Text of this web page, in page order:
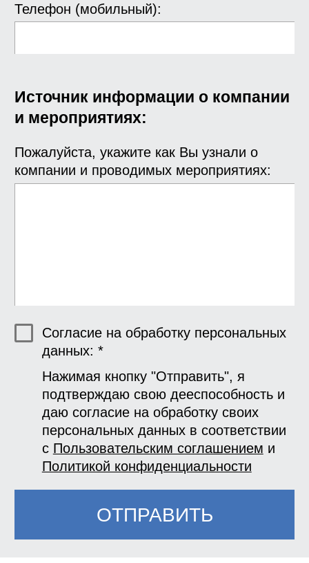
Телефон (мобильный):
Источник информации о компании
и мероприятиях:
Пожалуйста, укажите как Вы узнали о
компании и проводимых мероприятиях:
Согласие на обработку персональных
данных: *
Нажимая кнопку "Отправить", я
подтверждаю свою дееспособность и
даю согласие на обработку своих
персональных данных в соответствии
с Пользовательским соглашением и
Политикой конфиденциальности
ОТПРАВИТЬ